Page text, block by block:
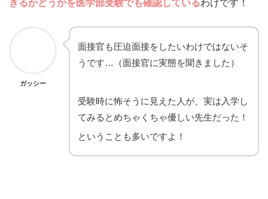
きるかどうかを医学部受験でも確認しているわけです！
ガッシー
面接官も圧迫面接をしたいわけではないそ
うです…（面接官に実態を聞きました）
受験時に怖そうに見えた人が、実は入学し
てみるとめちゃくちゃ優しい先生だった！
ということも多いですよ！